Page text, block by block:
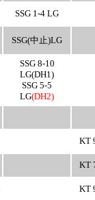
SSG 1-4 LG
SSG(中止)LG
SSG 8-10
LG(DH1)
SSG 5-5
LG(DH2)
KT
KT
KT